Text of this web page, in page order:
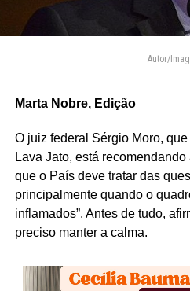
Autor/
Marta Nobre, Edição
O juiz federal Sérgio Moro,
Lava Jato, está
que o País deve tratar das
principalmente quando o
inflamados”. Antes de tudo,
preciso manter a calma.